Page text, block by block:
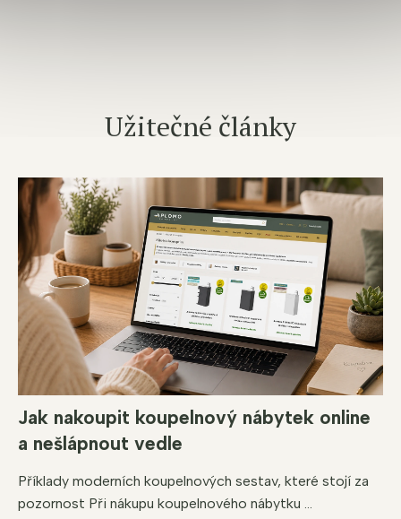
Užitečné články
Jak nakoupit koupelnový nábytek online
a nešlápnout vedle
Příklady moderních koupelnových sestav, které stojí za
pozornost Při nákupu koupelnového nábytku ...